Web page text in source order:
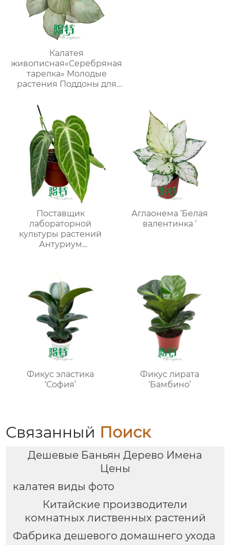
Калатея
живописная«Серебряная
тарелка» Молодые
растения Поддоны для
Поставщик
лабораторной
культуры растений
Антуриум
Аглаонема ‘Белая
валентинка ‘
Фикус эластика
‘София’
Фикус лирата
‘Бамбино’
Связанный Поиск
Дешевые Баньян Дерево Имена
Цены
калатея виды фото
Китайские производители
комнатных лиственных растений
Фабрика дешевого домашнего ухода